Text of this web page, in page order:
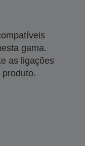
gama.
as ligações